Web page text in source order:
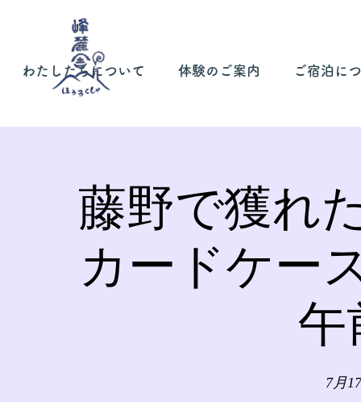
わたしたちについて 体験のご案内 ご宿泊に
藤野で獲れ
カードケー
午
7月